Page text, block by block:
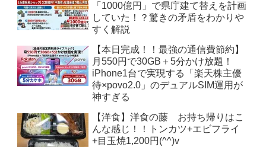
「1000億円」で県庁建て替えを計画
していた！？驚きの矛盾をわかりや
すく解説
【本日完成！！最強の通信費節約】
月550円で30GB＋5分かけ放題！
iPhone1台で実現する「楽天株主優
待×povo2.0」のデュアルSIM運用が
神すぎる
【洋食】洋食の藤 お持ち帰りはこ
んな感じ！！トンカツ+エビフライ
+目玉焼1,200円(^^)v